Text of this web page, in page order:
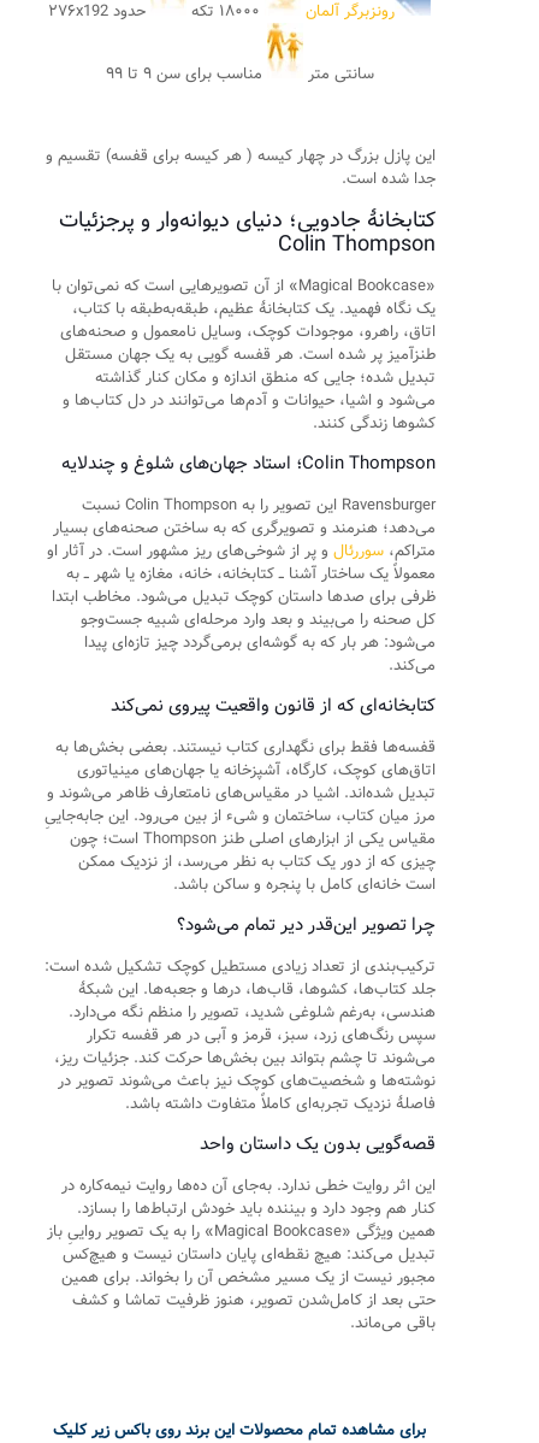
رونزبرگر آلمان حدود ۲۷۶x192
سانتی متر مناسب برای سن ۹ تا ۹۹
این پازل بزرگ در چهار کیسه ( هر کیسه برای قفسه) تقسیم و
جدا شده است.
کتابخانهٔ جادویی؛ دنیای دیوانه‌وار و پرجزئیات
Colin Thompson
«Magical Bookcase» از آن تصویرهایی است که نمی‌توان با
یک نگاه فهمید. یک کتابخانهٔ عظیم، طبقه‌به‌طبقه با کتاب،
اتاق، راهرو، موجودات کوچک، وسایل نامعمول و صحنه‌های
طنزآمیز پر شده است. هر قفسه گویی به یک جهان مستقل
تبدیل شده؛ جایی که منطق اندازه و مکان کنار گذاشته
می‌شود و اشیا، حیوانات و آدم‌ها می‌توانند در دل کتاب‌ها و
کشوها زندگی کنند.
Colin Thompson؛ استاد جهان‌های شلوغ و چندلایه
Ravensburger این تصویر را به Colin Thompson نسبت
می‌دهد؛ هنرمند و تصویرگری که به ساختن صحنه‌های بسیار
متراکم،سوررئال و پر از شوخی‌های ریز مشهور است. در آثار او
معمولاً یک ساختار آشنا ــ کتابخانه، خانه، مغازه یا شهر ــ به
ظرفی برای صدها داستان کوچک تبدیل می‌شود. مخاطب ابتدا
کل صحنه را می‌بیند و بعد وارد مرحله‌ای شبیه جست‌وجو
می‌شود: هر بار که به گوشه‌ای برمی‌گردد چیز تازه‌ای پیدا
می‌کند.
کتابخانه‌ای که از قانون واقعیت پیروی نمی‌کند
قفسه‌ها فقط برای نگهداری کتاب نیستند. بعضی بخش‌ها به
اتاق‌های کوچک، کارگاه، آشپزخانه یا جهان‌های مینیاتوری
تبدیل شده‌اند. اشیا در مقیاس‌های نامتعارف ظاهر می‌شوند و
مرز میان کتاب، ساختمان و شیء از بین می‌رود. این جابه‌جاییِ
مقیاس یکی از ابزارهای اصلی طنز Thompson است؛ چون
چیزی که از دور یک کتاب به نظر می‌رسد، از نزدیک ممکن
است خانه‌ای کامل با پنجره و ساکن باشد.
چرا تصویر این‌قدر دیر تمام می‌شود؟
ترکیب‌بندی از تعداد زیادی مستطیل کوچک تشکیل شده است:
جلد کتاب‌ها، کشوها، قاب‌ها، درها و جعبه‌ها. این شبکهٔ
هندسی، به‌رغم شلوغی شدید، تصویر را منظم نگه می‌دارد.
سپس رنگ‌های زرد، سبز، قرمز و آبی در هر قفسه تکرار
می‌شوند تا چشم بتواند بین بخش‌ها حرکت کند. جزئیات ریز،
نوشته‌ها و شخصیت‌های کوچک نیز باعث می‌شوند تصویر در
فاصلهٔ نزدیک تجربه‌ای کاملاً متفاوت داشته باشد.
قصه‌گویی بدون یک داستان واحد
این اثر روایت خطی ندارد. به‌جای آن ده‌ها روایت نیمه‌کاره در
کنار هم وجود دارد و بیننده باید خودش ارتباط‌ها را بسازد.
همین ویژگی «Magical Bookcase» را به یک تصویر رواییِ باز
تبدیل می‌کند: هیچ نقطه‌ای پایان داستان نیست و هیچ‌کس
مجبور نیست از یک مسیر مشخص آن را بخواند. برای همین
حتی بعد از کامل‌شدن تصویر، هنوز ظرفیت تماشا و کشف
باقی می‌ماند.
برای مشاهده تمام محصولات این برند روی باکس زیر کلیک